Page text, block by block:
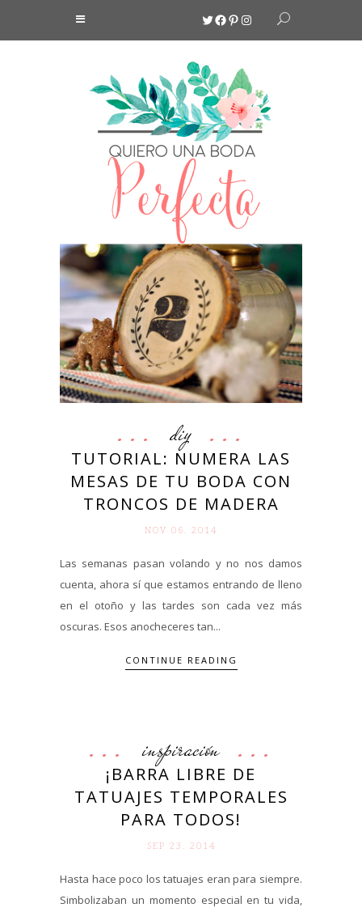
Twitter
Facebook
Pinterest
Instagram
diy
TUTORIAL: NUMERA LAS
MESAS DE TU BODA CON
TRONCOS DE MADERA
NOV 06. 2014
Las semanas pasan volando y no nos damos
cuenta, ahora sí que estamos entrando de lleno
en el otoño y las tardes son cada vez más
oscuras. Esos anocheceres tan...
CONTINUE READING
inspiración
¡BARRA LIBRE DE
TATUAJES TEMPORALES
PARA TODOS!
SEP 23. 2014
Hasta hace poco los tatuajes eran para siempre.
Simbolizaban un momento especial en tu vida,